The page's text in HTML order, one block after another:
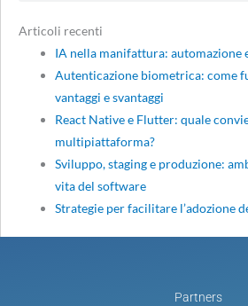
Articoli recenti
IA nella manifattura: automazione
Autenticazione biometrica: come
vantaggi e svantaggi
React Native e Flutter: quale
multipiattaforma?
Sviluppo, staging e produzione:
vita del software
Strategie per facilitare l’adozione
Partners